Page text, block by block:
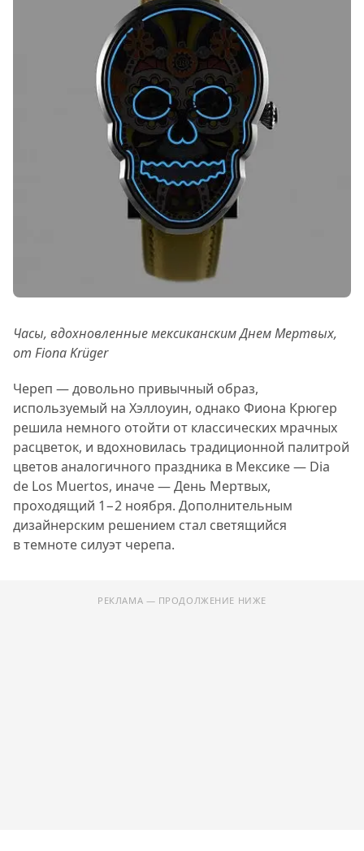
Часы, вдохновленные мексиканским Днем Мертвых,
от Fiona Krüger
Череп — довольно привычный образ,
используемый на Хэллоуин, однако Фиона Крюгер
решила немного отойти от классических мрачных
расцветок, и вдохновилась традиционной палитрой
цветов аналогичного праздника в Мексике — Dia
de Los Muertos, иначе — День Мертвых,
проходящий 1−2 ноября. Дополнительным
дизайнерским решением стал светящийся
в темноте силуэт черепа.
РЕКЛАМА — ПРОДОЛЖЕНИЕ НИЖЕ